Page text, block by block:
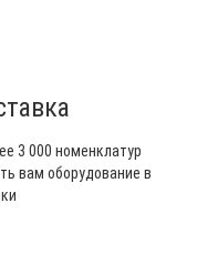
3 000 номенклатур
вам оборудование в